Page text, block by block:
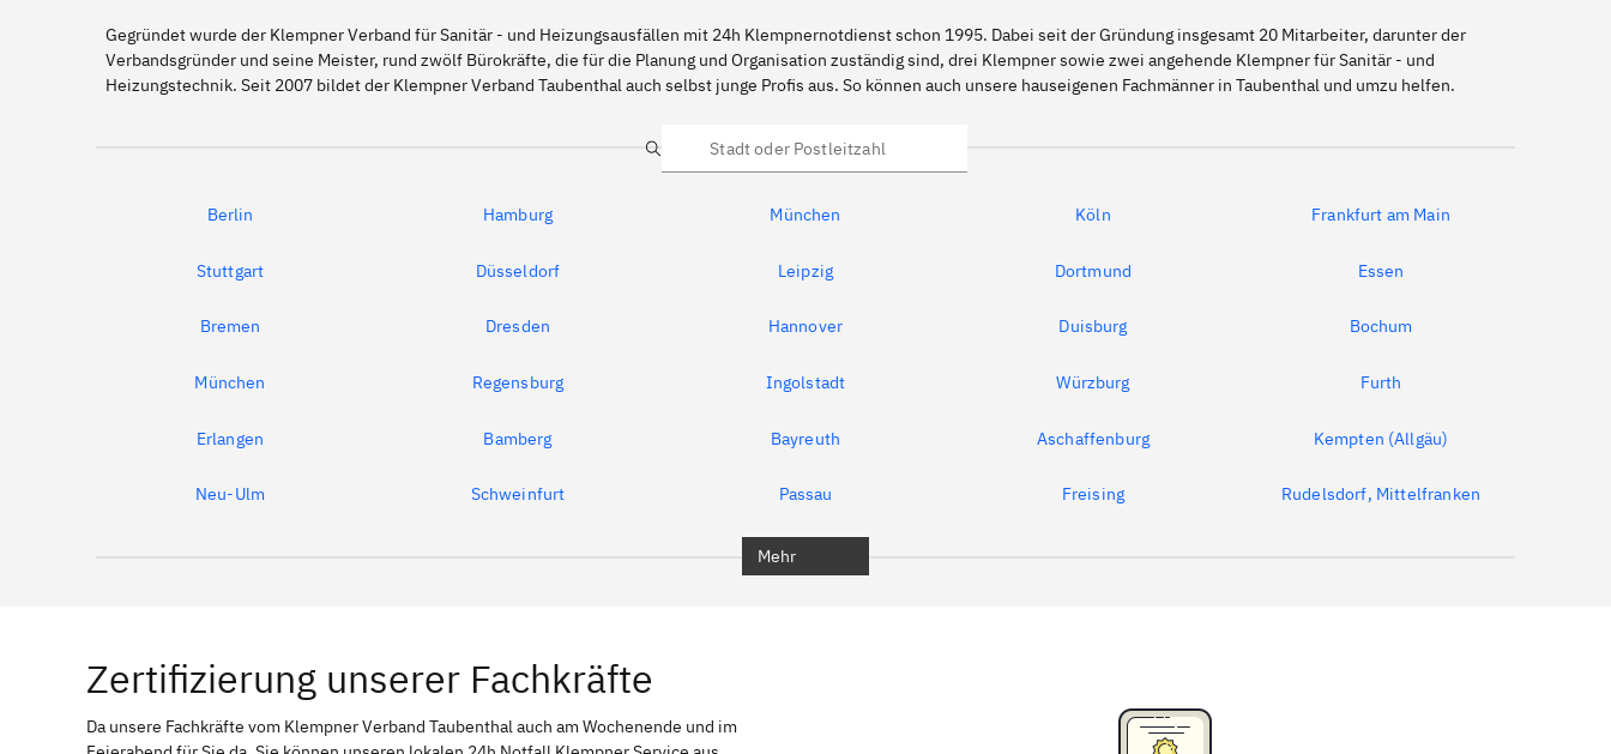
Gegründet wurde der Klempner Verband für Sanitär - und Heizungsausfällen mit 24h Klempnernotdienst schon 1995. Dabei seit der Gründung insgesamt 20 Mitarbeiter, darunter der
Verbandsgründer und seine Meister, rund zwölf Bürokräfte, die für die Planung und Organisation zuständig sind, drei Klempner sowie zwei angehende Klempner für Sanitär - und
Heizungstechnik. Seit 2007 bildet der Klempner Verband Taubenthal auch selbst junge Profis aus. So können auch unsere hauseigenen Fachmänner in Taubenthal und umzu helfen.
Suche
Berlin Hamburg München Köln Frankfurt am Main
Stuttgart Düsseldorf Leipzig Dortmund Essen
Bremen Dresden Hannover Duisburg Bochum
München Regensburg Ingolstadt Würzburg Furth
Erlangen Bamberg Bayreuth Aschaffenburg Kempten (Allgäu)
Neu-Ulm Schweinfurt Passau Freising Rudelsdorf, Mittelfranken
Mehr
Zertifizierung unserer Fachkräfte
Da unsere Fachkräfte vom Klempner Verband Taubenthal auch am Wochenende und im